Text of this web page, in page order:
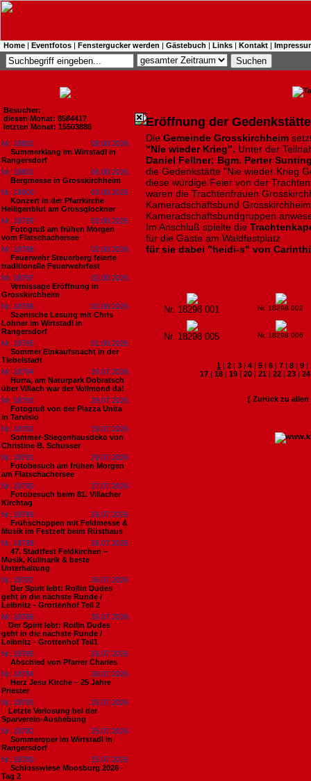
Home | Eventfotos | Fenstergucker werden | Gästebuch | Links | Kontakt |
Besucher:
diesen Monat: 8584417
letzten Monat: 15503886
Nr. 18802
08.08.2026
Summerklang im Wirtstadl in
Rangersdorf
Nr. 18801
06.08.2026
Bergmesse in Grosskirchheim
Nr. 18800
03.08.2026
Konzert in der Pfarrkirche
Heiligenblut am Grossglockner
Nr. 18799
03.08.2026
Fotogruß am frühen Morgen
vom Flatschachersee
Nr. 18798
02.08.2026
Feuerwehr Steuerberg feierte
traditionelle Feuerwehrfest
Nr. 18797
02.08.2026
Vernissage Eröffnung in
Grosskirchheim
Nr. 18796
02.08.2026
Szenische Lesung mit Chris
Lohner im Wirtstadl in
Rangersdorf
Nr. 18795
01.08.2026
Sommer Einkaufsnacht in der
Tiebelstadt
Nr. 18794
29.07.2026
Hurra, am Naturpark Dobratsch
über Villach war der Vollmond da!
Nr. 18793
29.07.2026
Fotogruß von der Piazza Unita
in Tarvisio
Nr. 18792
29.07.2026
Sommer-Stiegenhausdeko von
Christine B. Schusser
Nr. 18791
29.07.2026
Fotobesuch am frühen Morgen
am Flatschachersee
Nr. 18790
27.07.2026
Fotobesuch beim 81. Villacher
Kirchtag
Nr. 18789
26.07.2026
Frühschoppen mit Feldmesse &
Musik im Festzelt beim Rüsthaus
Nr. 18788
26.07.2026
47. Stadtfest Feldkirchen –
Musik, Kulinarik & beste
Unterhaltung
Nr. 18787
26.07.2026
Der Spirit lebt: Rollin Dudes
geht in die nächste Runde /
Leibnitz - Grottenhof Teil 2
Nr. 18786
26.07.2026
​Der Spirit lebt: Rollin Dudes
geht in die nächste Runde /
Leibnitz - Grottenhof Teil1
Nr. 18785
26.07.2026
Abschied von Pfarrer Charles
Nr. 18784
26.07.2026
Herz Jesu Kirche – 25 Jahre
Priester
Nr. 18783
25.07.2026
​Letzte Verlosung bei der
Sparverein-Aushebung
Nr. 18782
25.07.2026
Sommeroper im Wirtstadl in
Rangersdorf
Nr. 18780
25.07.2026
Schlosswiese Moosburg 2026 -
Tag 2
Eröffnung der
Die Gemeinde Grosskirchheim
"Nie wieder Krieg". Unter der
Daniel Fellner; Bgm. Perter
die Gedenkstätte "Nie wieder Krieg
diese würdige Feier von der
waren die Trachtenfrauen
Kameradschaftsbund
Kameradschaftsbundgruppen
Im Anschluß spielte die
für die Gäste am Waldfestplatz
für sie dabei "heidi-s" von
Nr. 18298 001 Nr. 18298 002
Nr. 18298 005 Nr. 18298 006
1 | 2 | 3 | 4 | 5 | 6 | 7 | 8 | 9 |
17 |18 |19 |20 |21 |22 |23 |24
[ Zurück zu